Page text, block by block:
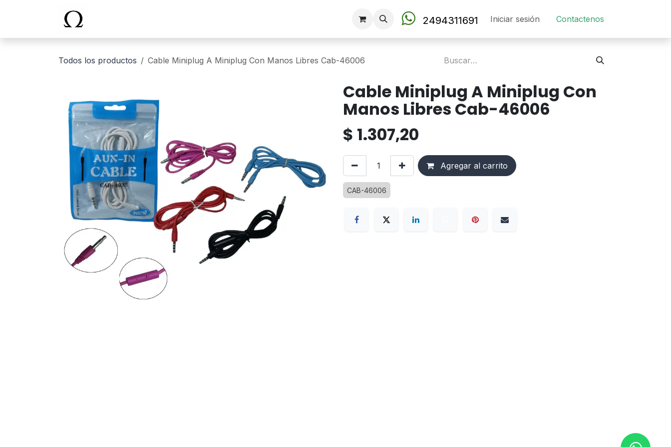
2494311691 Iniciar sesión Contact​en​os​
Todos los productos Cable Miniplug A Miniplug Con Manos Libres Cab-46006
Cable Miniplug A Miniplug Con
Manos Libres Cab-46006
$ 1.307,20
Agregar al carrito
CAB-46006